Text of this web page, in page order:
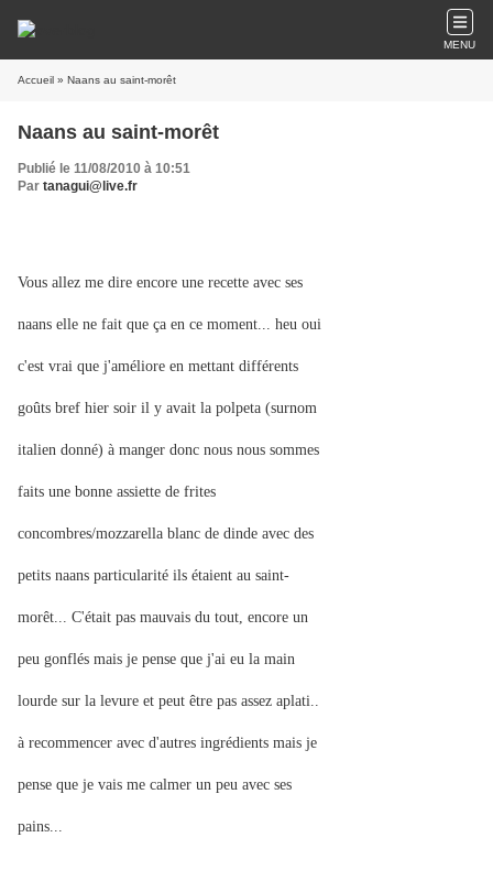
MENU
Accueil » Naans au saint-morêt
Naans au saint-morêt
Publié le 11/08/2010 à 10:51
Par tanagui@live.fr
Vous allez me dire encore une recette avec ses
naans elle ne fait que ça en ce moment... heu oui
c'est vrai que j'améliore en mettant différents
goûts bref hier soir il y avait la polpeta (surnom
italien donné) à manger donc nous nous sommes
faits une bonne assiette de frites
concombres/mozzarella blanc de dinde avec des
petits naans particularité ils étaient au saint-
morêt... C'était pas mauvais du tout, encore un
peu gonflés mais je pense que j'ai eu la main
lourde sur la levure et peut être pas assez aplati..
à recommencer avec d'autres ingrédients mais je
pense que je vais me calmer un peu avec ses
pains...